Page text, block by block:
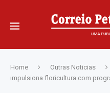
Home Outras Noticias
impulsiona floricultura com